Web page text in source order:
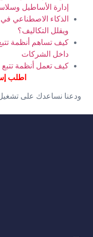
إدارة الأساطيل وسلاسل
الذكاء الاصطناعي في
ويقلل التكاليف؟
كيف تساهم أنظمة تتبع
داخل الشركات
كيف تعمل أنظمة تتبع
اطلب
ودعنا نساعدك على